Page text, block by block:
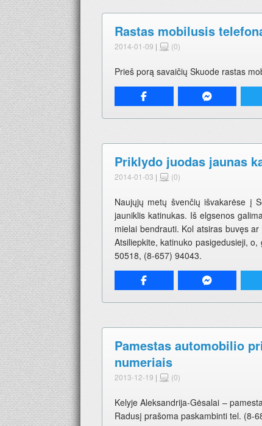
Rastas mobilusis
2014-01-09 | (0)
Prieš porą savaičių Skuode rastas
Priklydo juodas jaunas
2014-01-03 | (0)
Naujųjų metų švenčių išvakarėse į
jauniklis katinukas. Iš elgsenos
mielai bendrauti. Kol atsiras buvęs
Atsiliepkite, katinuko pasigedusieji,
50518, (8-657) 94043.
Pamestas automobilio
numeriais
2013-12-19 | (0)
Kelyje Aleksandrija-Gėsalai –
Radusį prašoma paskambinti tel. (8-